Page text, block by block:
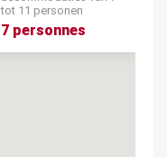
tot 11 personen
7 personnes